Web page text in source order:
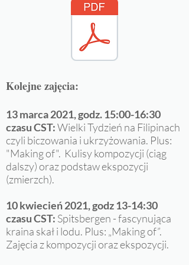
Kolejne zajęcia:
13 marca 2021, godz. 15:00-16:30
czasu CST:Wielki Tydzień na Filipinach
czyli biczowania i ukrzyżowania. Plus:
"Making of". Kulisy kompozycji (ciąg
dalszy) oraz podstaw ekspozycji
(zmierzch).
10 kwiecień 2021, godz 13-14:30
czasu CST: Spitsbergen - fascynująca
kraina skał i lodu. Plus: „Making of”.
Zajęcia z kompozycji oraz ekspozycji.